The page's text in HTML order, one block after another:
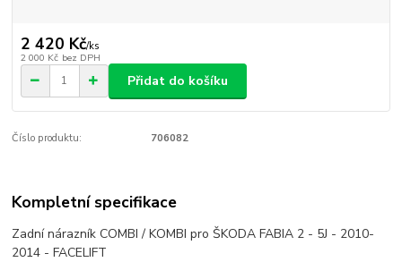
2 420 Kč/ks
2 000 Kč bez DPH
Přidat do košíku
Číslo produktu: 706082
Kompletní specifikace
Zadní nárazník COMBI / KOMBI pro ŠKODA FABIA 2 - 5J - 2010-
2014 - FACELIFT